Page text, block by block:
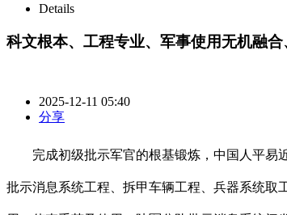
Details
科文根本、工程专业、军事使用无机融合
2025-12-11 05:40
分享
完成初级批示军官的根基锻炼，中国人平易近
批示消息系统工程、拆甲车辆工程、兵器系统取